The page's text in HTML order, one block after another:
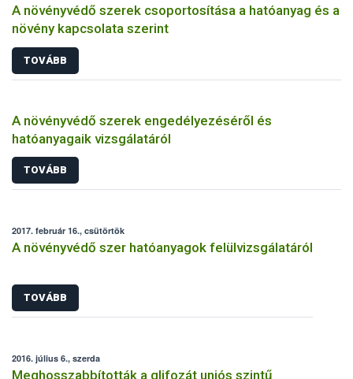
A növényvédő szerek csoportosítása a hatóanyag és a
növény kapcsolata szerint
TOVÁBB
A növényvédő szerek engedélyezéséről és
hatóanyagaik vizsgálatáról
TOVÁBB
2017. február 16., csütörtök
A növényvédő szer hatóanyagok felülvizsgálatáról
TOVÁBB
2016. július 6., szerda
Meghosszabbították a glifozát uniós szintű